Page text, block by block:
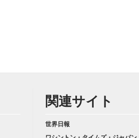
関連サイト
世界日報